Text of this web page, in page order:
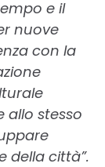
e il
nuove
con la
allo stesso
della città”.